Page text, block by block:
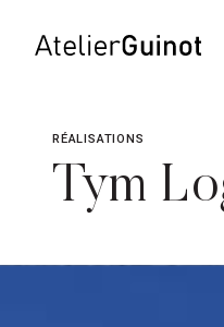
RÉALISATIONS
Tym